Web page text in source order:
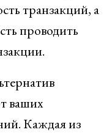
транзакций, а
проводить
ваших
Каждая из